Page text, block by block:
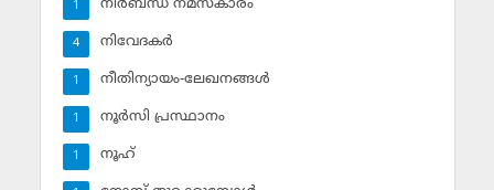
1
നിവേദകര്‍
4
നീതിന്യായം-ലേഖനങ്ങള്‍
1
നൂര്‍സി പ്രസ്ഥാനം
1
നൂഹ്‌
1